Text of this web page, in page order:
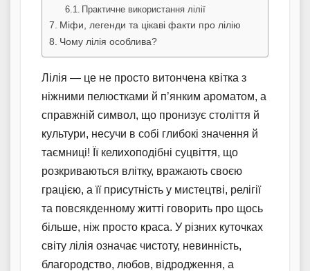
Практичне використання лілії
Міфи, легенди та цікаві факти про лілію
Чому лілія особлива?
Лілія — це не просто витончена квітка з
ніжними пелюстками й п’янким ароматом, а
справжній символ, що пронизує століття й
культури, несучи в собі глибокі значення й
таємниці! Її келихоподібні суцвіття, що
розкриваються влітку, вражають своєю
грацією, а її присутність у мистецтві, релігії
та повсякденному житті говорить про щось
більше, ніж просто краса. У різних куточках
світу лілія означає чистоту, невинність,
благородство, любов, відродження, а